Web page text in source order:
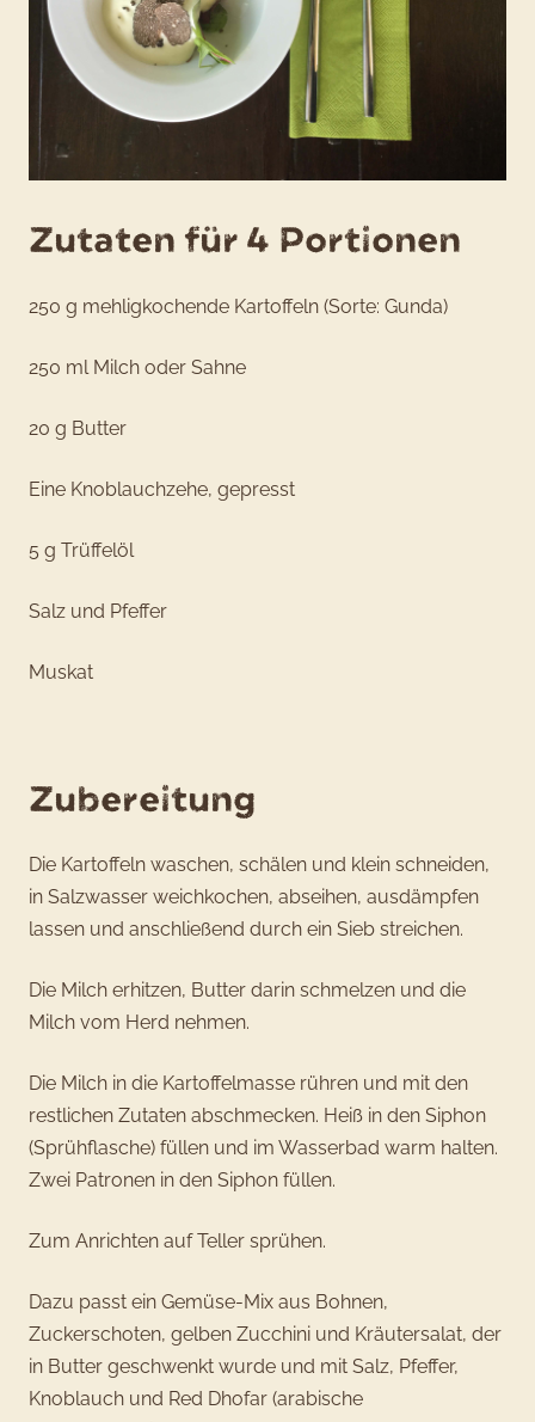
Zutaten für 4 Portionen
250 g mehligkochende Kartoffeln (Sorte: Gunda)
250 ml Milch oder Sahne
20 g Butter
Eine Knoblauchzehe, gepresst
5 g Trüffelöl
Salz und Pfeffer
Muskat
Zubereitung
Die Kartoffeln waschen, schälen und klein schneiden,
in Salzwasser weichkochen, abseihen, ausdämpfen
lassen und anschließend durch ein Sieb streichen.
Die Milch erhitzen, Butter darin schmelzen und die
Milch vom Herd nehmen.
Die Milch in die Kartoffelmasse rühren und mit den
restlichen Zutaten abschmecken. Heiß in den Siphon
(Sprühflasche) füllen und im Wasserbad warm halten.
Zwei Patronen in den Siphon füllen.
Zum Anrichten auf Teller sprühen.
Dazu passt ein Gemüse-Mix aus Bohnen,
Zuckerschoten, gelben Zucchini und Kräutersalat, der
in Butter geschwenkt wurde und mit Salz, Pfeffer,
Knoblauch und Red Dhofar (arabische